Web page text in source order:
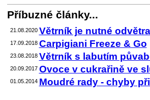
Příbuzné články...
21.08.2020 Větrník je nutné
17.09.2018 Carpigiani Freeze & Go
23.08.2018 Větrník s labutím
20.09.2017 Ovoce v cukrařině ve
01.05.2014 Moudré rady - chyby